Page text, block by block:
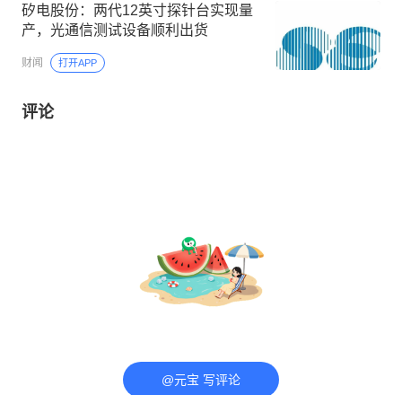
矽电股份：两代12英寸探针台实现量
产，光通信测试设备顺利出货
财闻 打开APP
评论
@元宝 写评论